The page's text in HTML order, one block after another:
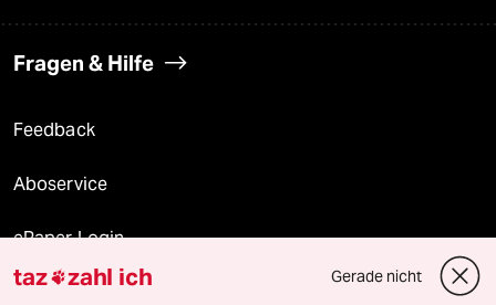
Fragen & Hilfe
Feedback
Aboservice
ePaper Login
Downloads für Abonnierende
taz zahl ich Gerade nicht